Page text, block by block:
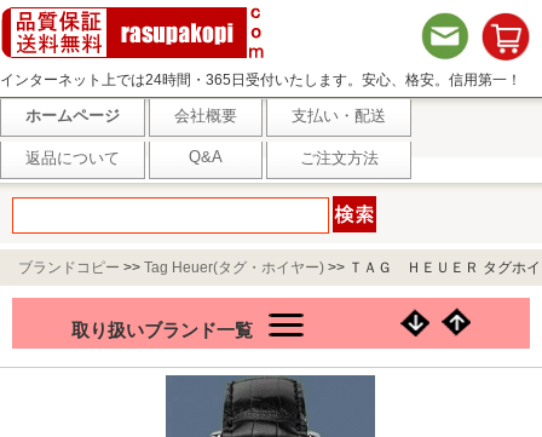
インターネット上では24時間・365日受付いたします。安心、格安。信用第一！
ホームページ 会社概要 支払い・配送
返品について Q&A ご注文方法
ブランドコピー >> Tag Heuer(タグ・ホイヤー) >> ＴＡＧ ＨＥＵＥＲ タグホイ
取り扱いブランド一覧